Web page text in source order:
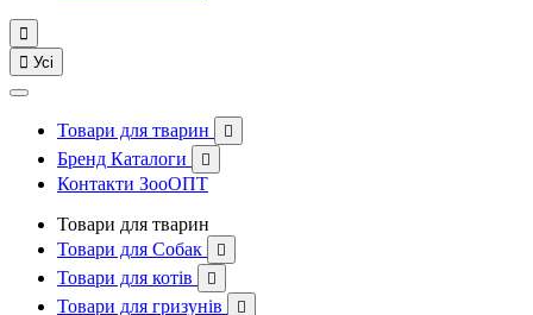

 Усі
Товари для тварин 
Бренд Каталоги 
Контакти ЗооОПТ
Товари для тварин
Товари для Собак

Товари для котів 
Товари для гризунів 